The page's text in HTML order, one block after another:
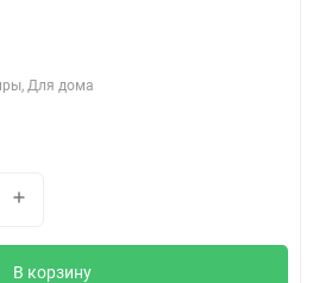
Для дома
В корзину